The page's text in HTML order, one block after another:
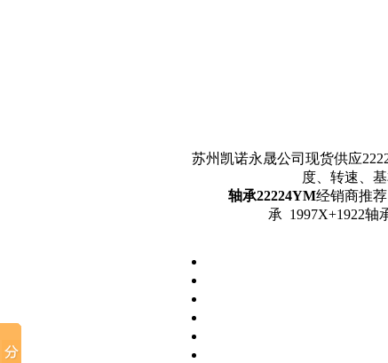
苏州凯诺永晟公司现货供应
度、转速、
轴承22224YM经销商推
承 1997X+1922轴